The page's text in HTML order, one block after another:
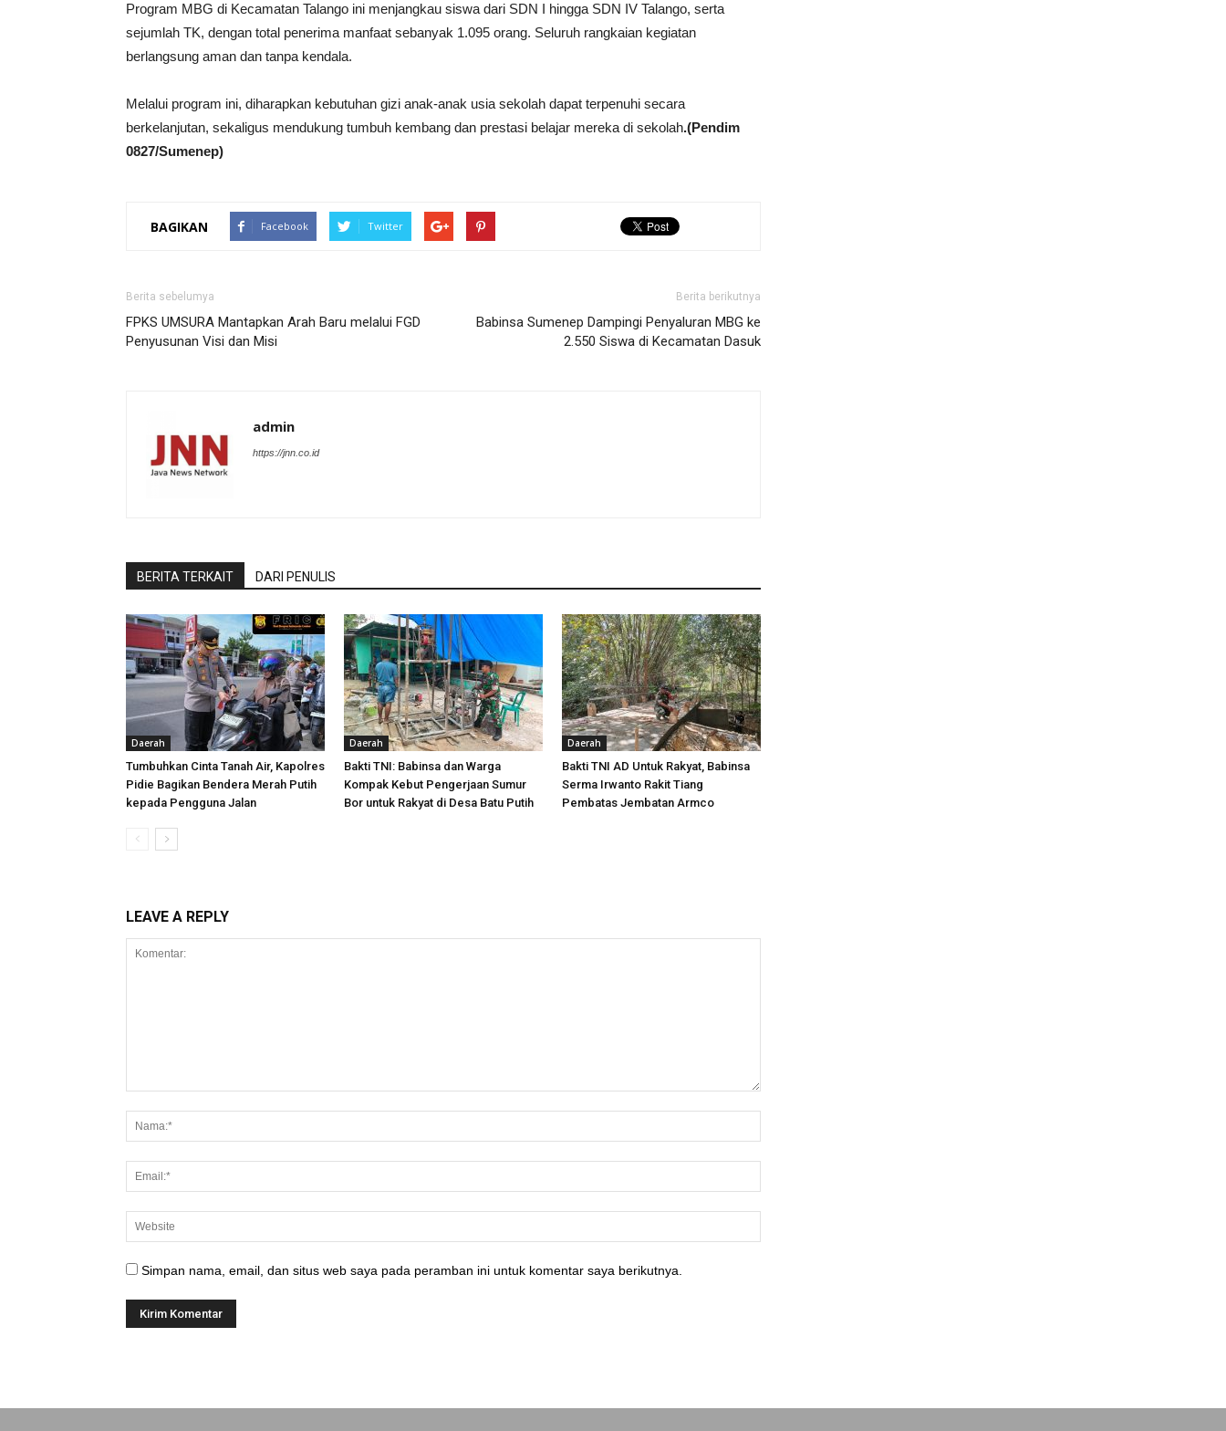
Program MBG di Kecamatan Talango ini menjangkau siswa dari SDN I hingga SDN IV Talango, serta
sejumlah TK, dengan total penerima manfaat sebanyak 1.095 orang. Seluruh rangkaian kegiatan
berlangsung aman dan tanpa kendala.
Melalui program ini, diharapkan kebutuhan gizi anak-anak usia sekolah dapat terpenuhi secara
berkelanjutan, sekaligus mendukung tumbuh kembang dan prestasi belajar mereka di sekolah.(Pendim
0827/Sumenep)
BAGIKAN Facebook Twitter
Berita sebelumya
FPKS UMSURA Mantapkan Arah Baru melalui FGD
Penyusunan Visi dan Misi
Berita berikutnya
Babinsa Sumenep Dampingi Penyaluran MBG ke
2.550 Siswa di Kecamatan Dasuk
admin
https://jnn.co.id
BERITA TERKAIT DARI PENULIS
Daerah
‎Tumbuhkan Cinta Tanah Air, Kapolres
Pidie Bagikan Bendera Merah Putih
kepada Pengguna Jalan
Daerah
Bakti TNI: Babinsa dan Warga
Kompak Kebut Pengerjaan Sumur
Bor untuk Rakyat di Desa Batu Putih
Daerah
Bakti TNI AD Untuk Rakyat, Babinsa
Serma Irwanto Rakit Tiang
Pembatas Jembatan Armco
LEAVE A REPLY
Simpan nama, email, dan situs web saya pada peramban ini untuk komentar saya berikutnya.